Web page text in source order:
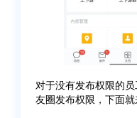
对于没有发布权限的
友圈发布权限，下面就